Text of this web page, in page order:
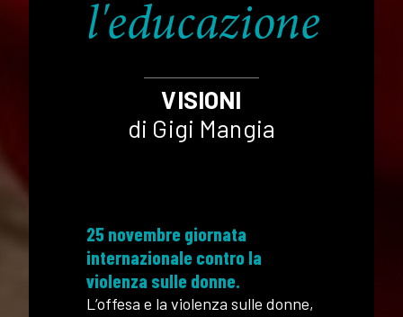
l'educazione
VISIONI
di Gigi Mangia
25 novembre giornata
internazionale contro la
violenza sulle donne.
L’offesa e la violenza sulle donne,